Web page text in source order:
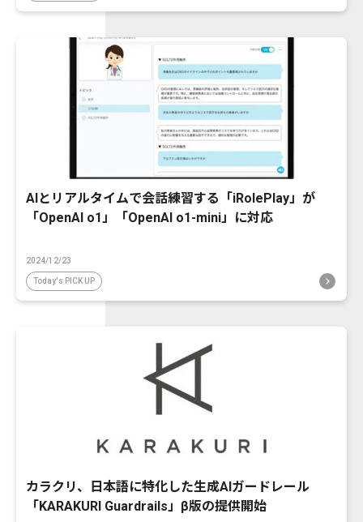
AIとリアルタイムで会話練習する「iRolePlay」が
「OpenAI o1」「OpenAI o1-mini」に対応
2024/12/23
Today's PICK UP
カラクリ、日本語に特化した生成AIガードレール
「KARAKURI Guardrails」β版の提供開始